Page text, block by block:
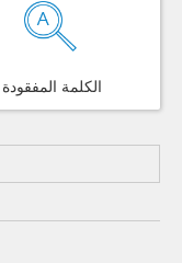
الكلمة المفقودة